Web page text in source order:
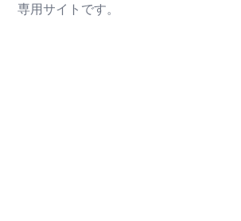
専用サイトです。